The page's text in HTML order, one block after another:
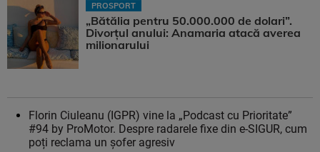
PROSPORT
„Bătălia pentru 50.000.000 de dolari”.
Divorțul anului: Anamaria atacă averea
milionarului
Florin Ciuleanu (IGPR) vine la „Podcast cu Prioritate”
#94 by ProMotor. Despre radarele fixe din e-SIGUR, cum
poți reclama un șofer agresiv